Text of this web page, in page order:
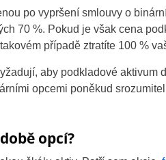
po vypršení smlouvy o
70 %. Pokud je však cena
případě ztratíte 100 %
aby podkladové aktivum
opcemi poněkud
opcí?